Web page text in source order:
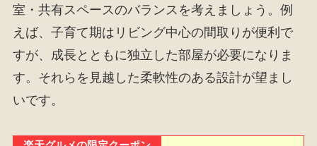
室・共有スペースのバランスを考えましょう。例
えば、子育て期はリビング中心の間取りが便利で
すが、成長とともに独立した部屋が必要になりま
す。それらを見越した柔軟性のある設計が望まし
いです。